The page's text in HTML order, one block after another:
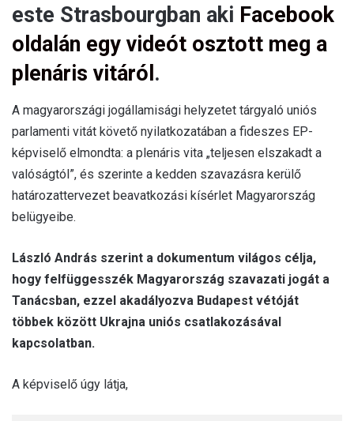
este Strasbourgban aki Facebook
oldalán egy videót osztott meg a
plenáris vitáról .
A magyarországi jogállamisági helyzetet tárgyaló uniós
parlamenti vitát követő nyilatkozatában a fideszes EP-
képviselő elmondta: a plenáris vita „teljesen elszakadt a
valóságtól”, és szerinte a kedden szavazásra kerülő
határozattervezet beavatkozási kísérlet Magyarország
belügyeibe.
László András szerint a dokumentum világos célja,
hogy felfüggesszék Magyarország szavazati jogát a
Tanácsban, ezzel akadályozva Budapest vétóját
többek között Ukrajna uniós csatlakozásával
kapcsolatban.
A képviselő úgy látja,